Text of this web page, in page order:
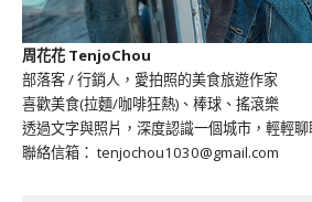
周花花 TenjoChou
部落客 / 行銷人，愛拍照的美食旅遊作家
喜歡美食(拉麵/咖啡狂熱)、棒球、搖滾樂
透過文字與照片，深度認識一個城市，輕輕
聯絡信箱： tenjochou1030@gmail.com